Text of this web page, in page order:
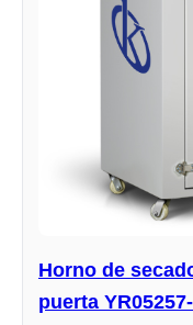
Horno de
puerta